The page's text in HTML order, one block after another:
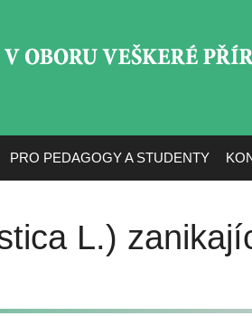
PRO PEDAGOGY A STUDENTY
L.)